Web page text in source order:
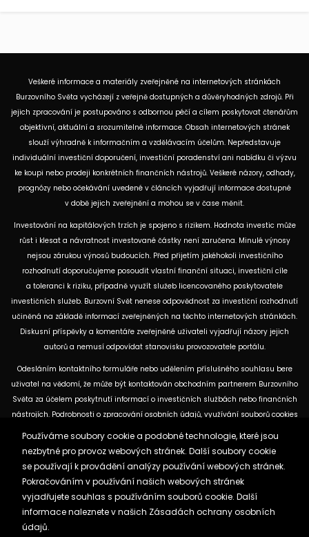
Veškeré informace a materiály zveřejněné na internetových stránkách
Burzovního Světa vycházejí z veřejně dostupných a důvěryhodných zdrojů. Při
jejich zpracování je postupováno s odbornou péčí a cílem poskytovat čtenářům
objektivní, aktuální a srozumitelné informace. Obsah internetových stránek
slouží výhradně k informačním a vzdělávacím účelům. Nepředstavuje
individuální investiční doporučení, investiční poradenství ani nabídku či výzvu
ke koupi nebo prodeji konkrétních finančních nástrojů. Veškeré názory, odhady,
prognózy nebo očekávání uvedené v článcích vyjadřují informace dostupné
v době jejich zveřejnění a mohou se v čase měnit.
Investování na kapitálových trzích je spojeno s rizikem. Hodnota investic může
růst i klesat a návratnost investované částky není zaručena. Minulé výnosy
nejsou zárukou výnosů budoucích. Před přijetím jakéhokoli investičního
rozhodnutí doporučujeme posoudit vlastní finanční situaci, investiční cíle
a toleranci k riziku, případně využít služeb licencovaného poskytovatele
investičních služeb. Burzovní Svět nenese odpovědnost za investiční rozhodnutí
učiněná na základě informací zveřejněných na těchto internetových stránkách.
Diskusní příspěvky a komentáře zveřejněné uživateli vyjadřují názory jejich
autorů a nemusí odpovídat stanovisku provozovatele portálu.
Odesláním kontaktního formuláře nebo udělením příslušného souhlasu bere
uživatel na vědomí, že může být kontaktován obchodním partnerem Burzovního
Světa za účelem poskytnutí informací o investičních službách nebo finančních
nástrojích. Podrobnosti o zpracování osobních údajů, využívání souborů cookies
dostupných na těchto internetových stránkách. U jednotlivých článků mohou
být uvedeny informace o použitých zdrojích, datu původní analýzy nebo datu,
ke kterému se vztahují uvedené tržní údaje.
Zásady ochrany osobních údajů a cookies
Reklama
Používáme soubory cookie a podobné technologie, které jsou
nezbytné pro provoz webových stránek. Další soubory cookie
se používají k provádění analýzy používání webových stránek.
Pokračováním v používání našich webových stránek
vyjadřujete souhlas s používáním souborů cookie. Další
informace naleznete v našich Zásadách ochrany osobních
údajů.